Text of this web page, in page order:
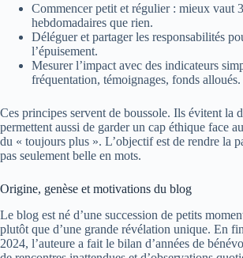
Commencer petit et régulier : mieux vaut
hebdomadaires que rien.
Déléguer et partager les responsabilités
l’épuisement.
Mesurer l’impact avec des indicateurs
fréquentation, témoignages, fonds alloués.
Ces principes servent de boussole. Ils évitent la
permettent aussi de garder un cap éthique face
du « toujours plus ». L’objectif est de rendre la
pas seulement belle en mots.
Origine, genèse et motivations du blog
Le blog est né d’une succession de petits
plutôt que d’une grande révélation unique. En
2024, l’auteure a fait le bilan d’années de